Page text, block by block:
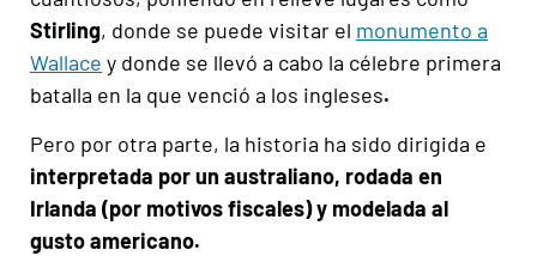
Stirling, donde se puede visitar el monumento a
Wallace y donde se llevó a cabo la célebre primera
batalla en la que venció a los ingleses.
Pero por otra parte, la historia ha sido dirigida e
interpretada por un australiano, rodada en
Irlanda (por motivos fiscales) y modelada al
gusto americano.